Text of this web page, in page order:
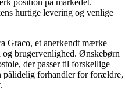
position på markedet.
hurtige levering og venlige
Graco, et anerkendt mærke
og brugervenlighed. Ønskebørn
der passer til forskellige
pålidelig forhandler for forældre,